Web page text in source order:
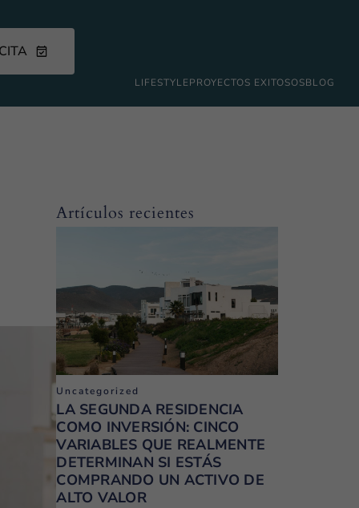
LIFESTYLEPROYECTOS EXITOSOSBLOG
Artículos recientes
Uncategorized
LA SEGUNDA RESIDENCIA
COMO INVERSIÓN: CINCO
VARIABLES QUE REALMENTE
DETERMINAN SI ESTÁS
COMPRANDO UN ACTIVO DE
ALTO VALOR